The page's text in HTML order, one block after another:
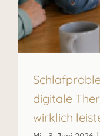
digitale
wirklich